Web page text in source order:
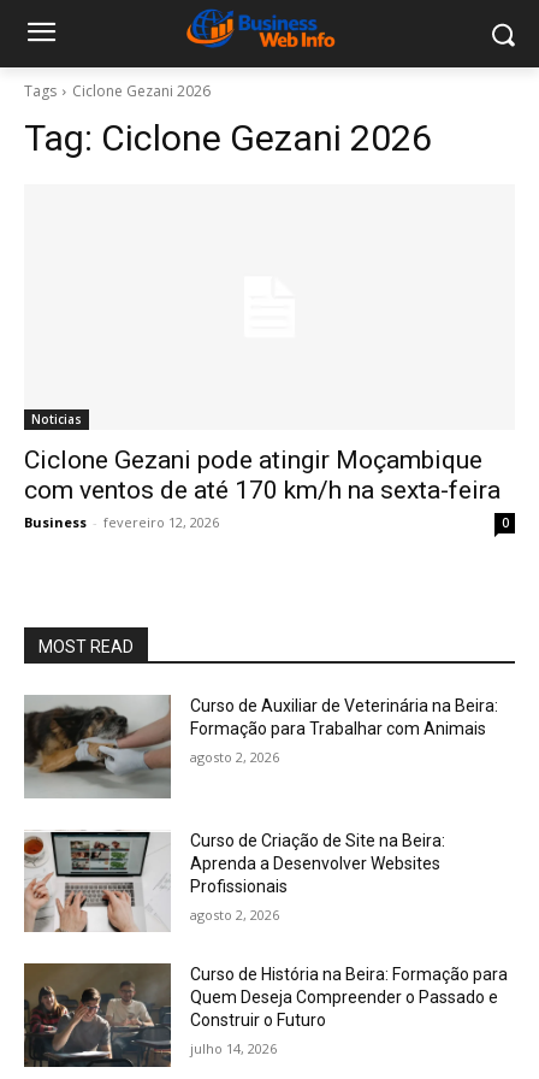
Tags Ciclone Gezani 2026
Tag: Ciclone Gezani 2026
Noticias
Ciclone Gezani pode atingir Moçambique
com ventos de até 170 km/h na sexta-feira
Business - fevereiro 12, 2026 0
MOST READ
Curso de Auxiliar de Veterinária na Beira:
Formação para Trabalhar com Animais
agosto 2, 2026
Curso de Criação de Site na Beira:
Aprenda a Desenvolver Websites
Profissionais
agosto 2, 2026
Curso de História na Beira: Formação para
Quem Deseja Compreender o Passado e
Construir o Futuro
julho 14, 2026